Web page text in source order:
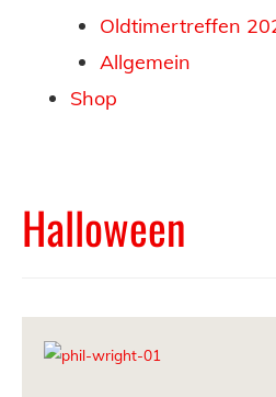
Oldtimertreffen
Allgemein
Shop
Halloween